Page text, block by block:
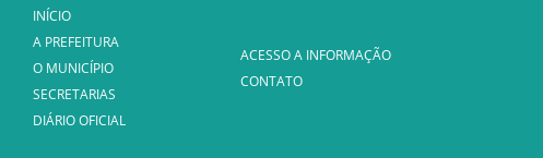
INÍCIO
A PREFEITURA
O MUNICÍPIO
SECRETARIAS
DIÁRIO OFICIAL
ACESSO A INFORMAÇÃO
CONTATO